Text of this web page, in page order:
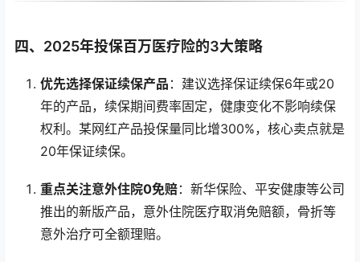
四、2025年投保百万医疗险的3大策略
优先选择保证续保产品 ：建议选择保证续保6年或20
年的产品，续保期间费率固定，健康变化不影响续保
权利。某网红产品投保量同比增300%，核心卖点就是
20年保证续保。
重点关注意外住院0免赔：新华保险、平安健康等公司
推出的新版产品，意外住院医疗取消免赔额，骨折等
意外治疗可全额理赔。